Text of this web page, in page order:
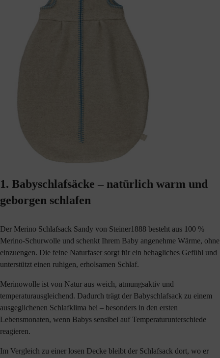
1. Babyschlafsäcke – natürlich warm und
geborgen schlafen
Der Merino Schlafsack Sandy von Steiner1888 besteht aus 100 %
Merino-Schurwolle und schenkt Ihrem Baby angenehme Wärme, ohne
einzuengen. Die feine Naturfaser sorgt für ein behagliches Gefühl und
unterstützt einen ruhigen, erholsamen Schlaf.
Merinowolle ist von Natur aus weich, atmungsaktiv und
temperaturausgleichend. Dadurch trägt der Babyschlafsack zu einem
ausgeglichenen Schlafklima bei – besonders in den ersten
Lebensmonaten, wenn Babys sensibel auf Temperaturunterschiede
reagieren.
Im Vergleich zu einer losen Decke bleibt der Schlafsack dort, wo er